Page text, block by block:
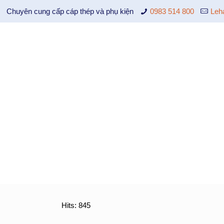
Chuyên cung cấp cáp thép và phụ kiện 0983 514 800
Hits: 845